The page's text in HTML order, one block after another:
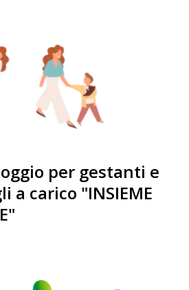
per gestanti e
a carico "INSIEME